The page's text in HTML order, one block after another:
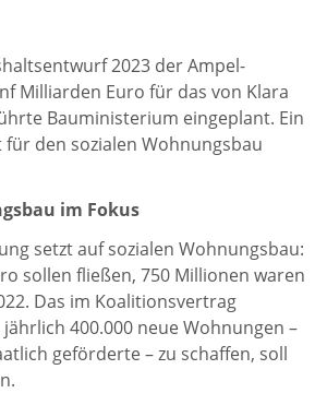
2023 der Ampel-
Milliarden Euro für das von Klara
Bauministerium eingeplant. Ein
den sozialen Wohnungsbau
im Fokus
setzt auf sozialen Wohnungsbau:
sollen fließen, 750 Millionen waren
Das im Koalitionsvertrag
400.000 neue Wohnungen –
geförderte – zu schaffen, soll